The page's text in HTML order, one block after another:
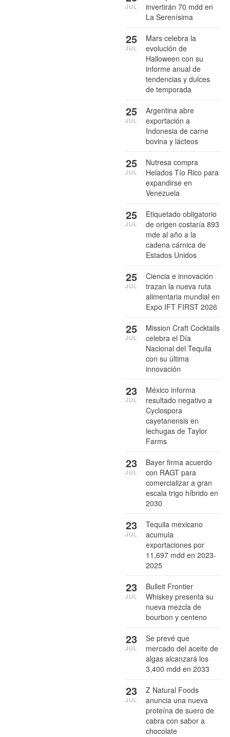
invertirán 70 mdd en
La Serenísima
JUL
Mars celebra la
evolución de
Halloween con su
informe anual de
tendencias y dulces
de temporada
25
JUL
Argentina abre
exportación a
Indonesia de carne
bovina y lácteos
25
JUL
Nutresa compra
Helados Tío Rico para
expandirse en
Venezuela
25
JUL
Etiquetado obligatorio
de origen costaría 893
mde al año a la
cadena cárnica de
Estados Unidos
25
JUL
Ciencia e innovación
trazan la nueva ruta
alimentaria mundial en
Expo IFT FIRST 2026
25
JUL
Mission Craft Cocktails
celebra el Día
Nacional del Tequila
con su última
innovación
25
JUL
México informa
resultado negativo a
Cyclospora
cayetanensis en
lechugas de Taylor
Farms
23
JUL
Bayer firma acuerdo
con RAGT para
comercializar a gran
escala trigo híbrido en
2030
23
JUL
Tequila mexicano
acumula
exportaciones por
11,697 mdd en 2023-
2025
23
JUL
Bulleit Frontier
Whiskey presenta su
nueva mezcla de
bourbon y centeno
23
JUL
Se prevé que
mercado del aceite de
algas alcanzará los
3,400 mdd en 2033
23
JUL
Z Natural Foods
anuncia una nueva
proteína de suero de
cabra con sabor a
chocolate
23
JUL